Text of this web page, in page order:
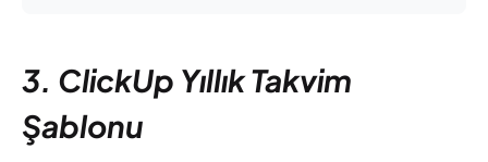
3. ClickUp Yıllık Takvim
Şablonu